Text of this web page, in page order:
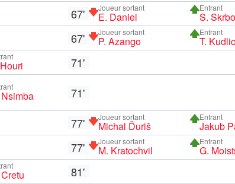
67'
Joueur sortant
E. Daniel
Entrant
S. Skrbo
67' Joueur sortant
P. Azango
Entrant
T.
71'
71'
77'
Joueur sortant
Michal Ďuriš
Entrant
Jakub
77' Joueur sortant
M. Kratochvil
Entrant
G.
81'